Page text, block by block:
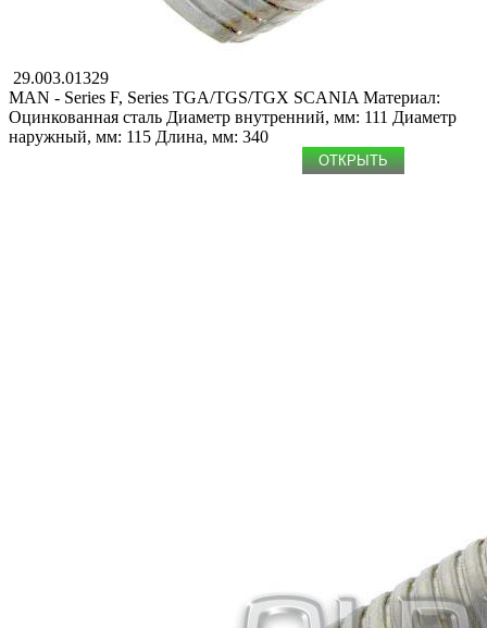
29.003.01329
MAN - Series F, Series TGA/TGS/TGX SCANIA Материал:
Оцинкованная сталь Диаметр внутренний, мм: 111 Диаметр
наружный, мм: 115 Длина, мм: 340
ОТКРЫТЬ